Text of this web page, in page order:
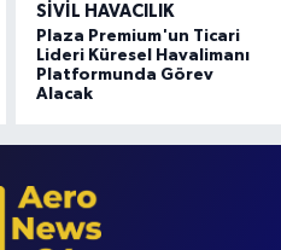
SIVIL HAVACILIK
Plaza Premium'un Ticari
Lideri Küresel Havalimanı
Platformunda Görev
Alacak